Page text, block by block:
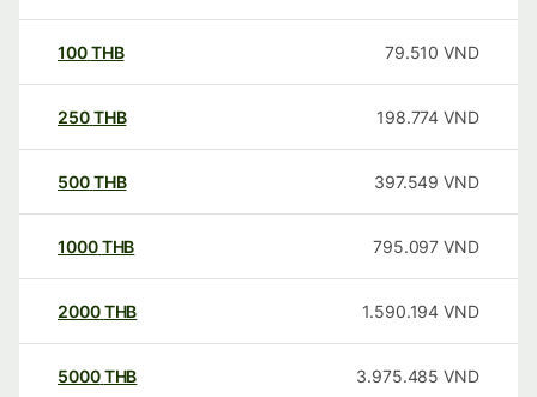
100THB 79.510 VND
250THB 198.774 VND
500THB 397.549 VND
1000THB 795.097 VND
2000THB 1.590.194 VND
5000THB 3.975.485 VND